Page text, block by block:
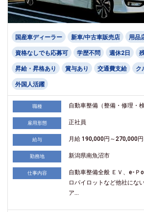
国産車ディーラー 新車/中古車販売店 用品
資格なしでも応募可 学歴不問 週休2日
昇給・昇格あり 賞与あり 交通費支給 ク
外国人活躍
職種 自動車整備（整備・修理・検
雇用形態 正社員
給与 月給 190,000円～270,000円
勤務地 新潟県南魚沼市
仕事内容
自動車整備全般 ＥＶ、e-Ｐ
ロパイロットなど他社にな
ア...